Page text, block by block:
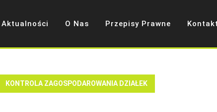
Aktualności O Nas Przepisy Prawne Kontakt
KONTROLA ZAGOSPODAROWANIA DZIAŁEK